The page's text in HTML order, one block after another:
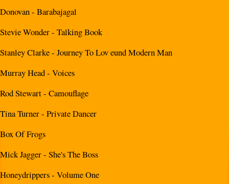
Donovan - Barabajagal
Stevie Wonder - Talking Book
Stanley Clarke - Journey To Lov eund Modern Man
Murray Head - Voices
Rod Stewart - Camouflage
Tina Turner - Private Dancer
Box Of Frogs
Mick Jagger - She's The Boss
Honeydrippers - Volume One